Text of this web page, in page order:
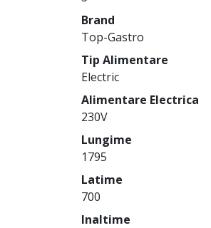
Brand
Top-Gastro
Tip Alimentare
Electric
Alimentare Electrica
230V
Lungime
1795
Latime
700
Inaltime